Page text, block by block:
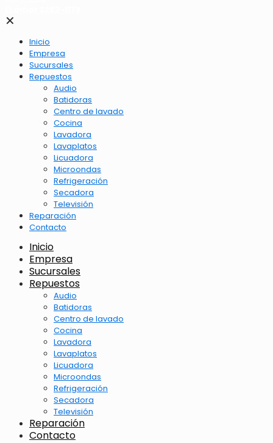
✕
Inicio
Empresa
Sucursales
Repuestos
Audio
Batidoras
Centro de lavado
Cocina
Lavadora
Lavaplatos
Licuadora
Microondas
Refrigeración
Secadora
Televisión
Reparación
Contacto
Inicio
Empresa
Sucursales
Repuestos
Audio
Batidoras
Centro de lavado
Cocina
Lavadora
Lavaplatos
Licuadora
Microondas
Refrigeración
Secadora
Televisión
Reparación
Contacto